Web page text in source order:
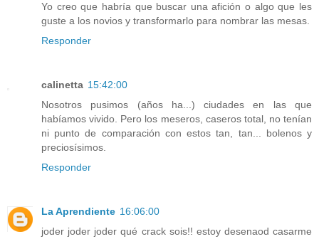
Yo creo que habría que buscar una afición o algo que les
guste a los novios y transformarlo para nombrar las mesas.
Responder
calinetta 15:42:00
Nosotros pusimos (años ha...) ciudades en las que
habíamos vivido. Pero los meseros, caseros total, no tenían
ni punto de comparación con estos tan, tan... bolenos y
preciosísimos.
Responder
La Aprendiente 16:06:00
joder joder joder qué crack sois!! estoy desenaod casarme